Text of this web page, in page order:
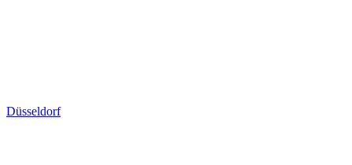
Düsseldorf